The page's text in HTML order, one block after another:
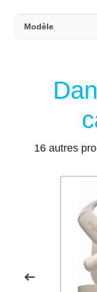
Modèle
16 autres